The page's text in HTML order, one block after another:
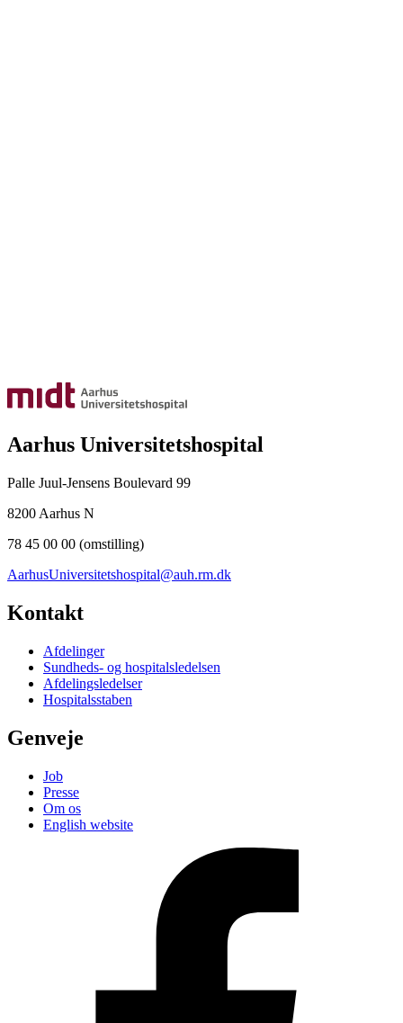
Aarhus Universitetshospital
Palle Juul-Jensens Boulevard 99
8200 Aarhus N
78 45 00 00 (omstilling)
AarhusUniversitetshospital@auh.rm.dk
Kontakt
Afdelinger
Sundheds- og hospitalsledelsen
Afdelingsledelser
Hospitalsstaben
Genveje
Job
Presse
Om os
English website